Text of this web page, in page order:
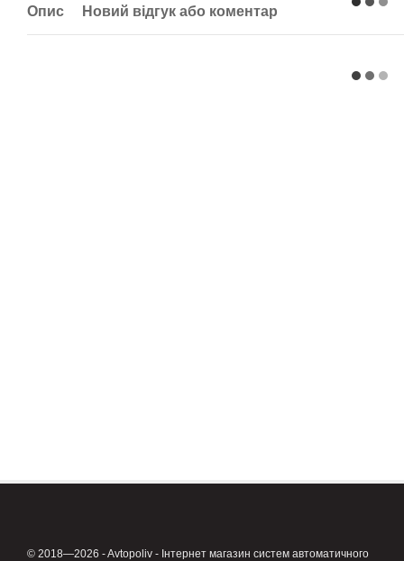
Опис Новий відгук або коментар
© 2018—2026 - Avtopoliv - Інтернет магазин систем автоматичного